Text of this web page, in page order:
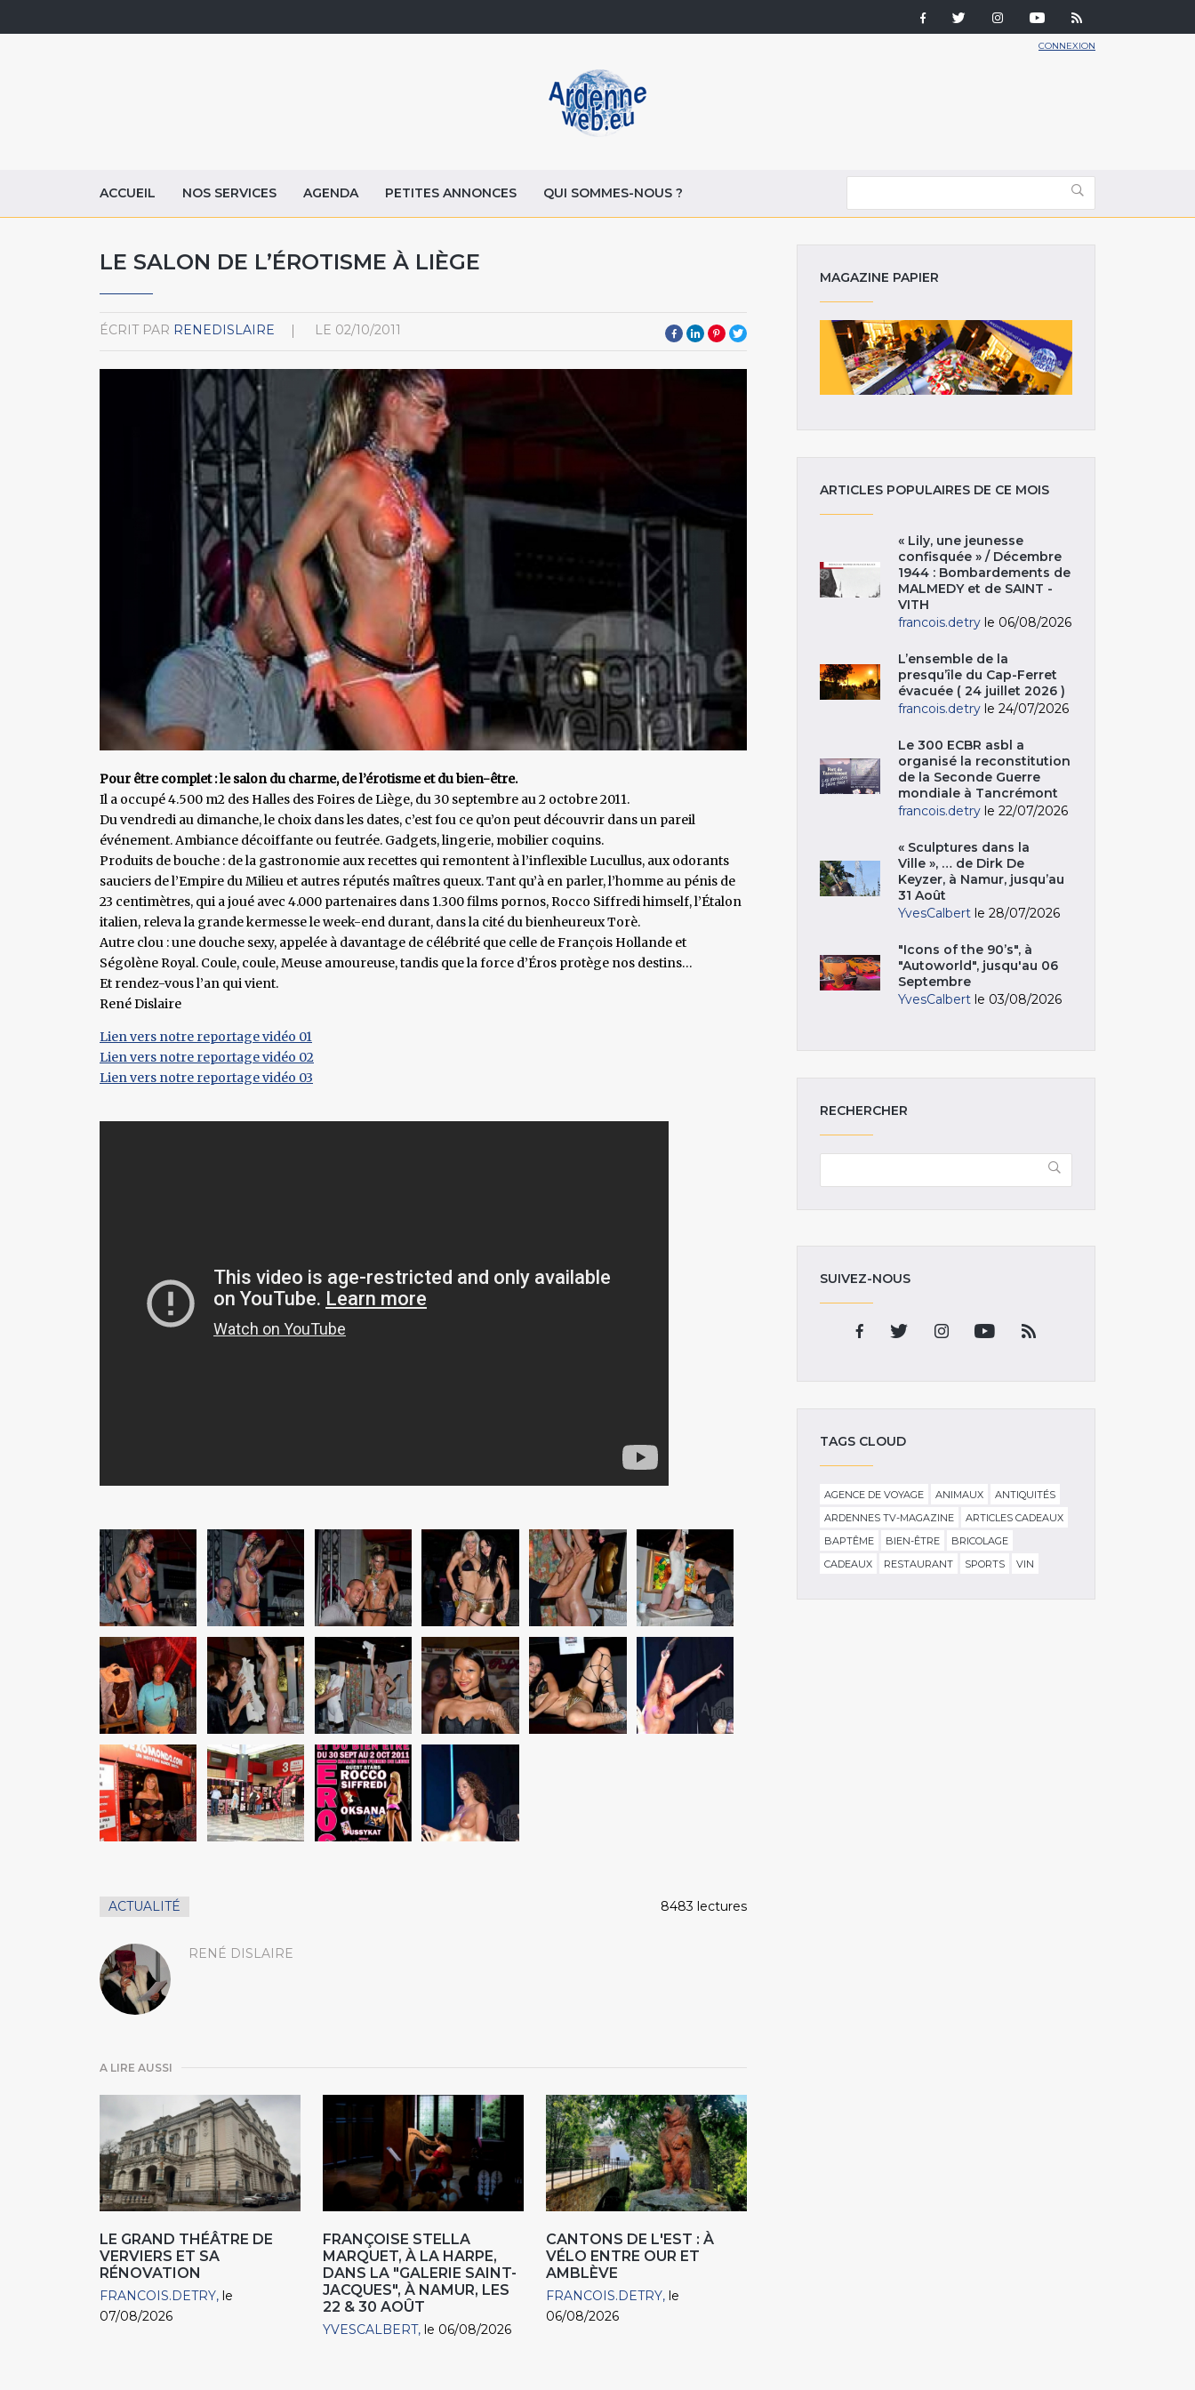
CONNEXION
ACCUEIL NOS SERVICES AGENDA PETITES ANNONCES QUI SOMMES-NOUS ?
LE SALON DE L’ÉROTISME À LIÈGE
ÉCRIT PAR RENEDISLAIRE LE 02/10/2011
Pour être complet : le salon du charme, de l’érotisme et du bien-être.
Il a occupé 4.500 m2 des Halles des Foires de Liège, du 30 septembre au 2 octobre 2011.
Du vendredi au dimanche, le choix dans les dates, c’est fou ce qu’on peut découvrir dans un pareil
événement. Ambiance décoiffante ou feutrée. Gadgets, lingerie, mobilier coquins.
Produits de bouche : de la gastronomie aux recettes qui remontent à l’inflexible Lucullus, aux odorants
sauciers de l’Empire du Milieu et autres réputés maîtres queux. Tant qu’à en parler, l’homme au pénis de
23 centimètres, qui a joué avec 4.000 partenaires dans 1.300 films pornos, Rocco Siffredi himself, l’Étalon
italien, releva la grande kermesse le week-end durant, dans la cité du bienheureux Torè.
Autre clou : une douche sexy, appelée à davantage de célébrité que celle de François Hollande et
Ségolène Royal. Coule, coule, Meuse amoureuse, tandis que la force d’Éros protège nos destins…
Et rendez-vous l’an qui vient.
René Dislaire
Lien vers notre reportage vidéo 01
Lien vers notre reportage vidéo 02
Lien vers notre reportage vidéo 03
ACTUALITÉ 8483 lectures
RENÉ DISLAIRE
A LIRE AUSSI
LE GRAND THÉÂTRE DE
VERVIERS ET SA
RÉNOVATION
FRANCOIS.DETRY le
07/08/2026
FRANÇOISE STELLA
MARQUET, À LA HARPE,
DANS LA "GALERIE SAINT-
JACQUES", À NAMUR, LES
22 & 30 AOÛT
YVESCALBERT le 06/08/2026
CANTONS DE L'EST : À
VÉLO ENTRE OUR ET
AMBLÈVE
FRANCOIS.DETRY le
06/08/2026
MAGAZINE PAPIER
ARTICLES POPULAIRES DE CE MOIS
« Lily, une jeunesse
confisquée » / Décembre
1944 : Bombardements de
MALMEDY et de SAINT -
VITH
francois.detry le 06/08/2026
L’ensemble de la
presqu’île du Cap-Ferret
évacuée ( 24 juillet 2026 )
francois.detry le 24/07/2026
Le 300 ECBR asbl a
organisé la reconstitution
de la Seconde Guerre
mondiale à Tancrémont
francois.detry le 22/07/2026
« Sculptures dans la
Ville », … de Dirk De
Keyzer, à Namur, jusqu’au
31 Août
YvesCalbert le 28/07/2026
"Icons of the 90’s", à
"Autoworld", jusqu'au 06
Septembre
YvesCalbert le 03/08/2026
RECHERCHER
SUIVEZ-NOUS
TAGS CLOUD
AGENCE DE VOYAGE ANIMAUX
ANTIQUITÉS
ARDENNES TV-MAGAZINE
ARTICLES CADEAUX
BAPTÊME
BIEN-ÊTRE
BRICOLAGE
CADEAUX
RESTAURANT SPORTS VIN